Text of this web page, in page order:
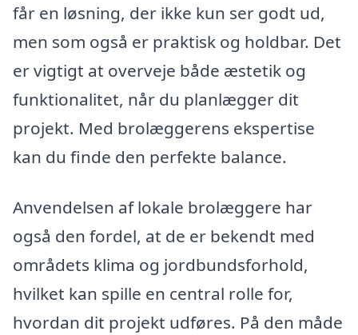
får en løsning, der ikke kun ser godt ud,
men som også er praktisk og holdbar. Det
er vigtigt at overveje både æstetik og
funktionalitet, når du planlægger dit
projekt. Med brolæggerens ekspertise
kan du finde den perfekte balance.
Anvendelsen af lokale brolæggere har
også den fordel, at de er bekendt med
områdets klima og jordbundsforhold,
hvilket kan spille en central rolle for,
hvordan dit projekt udføres. På den måde